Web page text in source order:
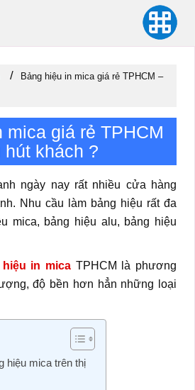
In UV Cuộn
/
Bảng hiệu in mica giá rẻ TPHCM –
mica giá rẻ TPHCM
khách ?
ngày nay rất nhiều cửa hàng
Nhu cầu làm bảng hiệu rất đa
mica, bảng hiệu alu, bảng hiệu
hiệu in mica TPHCM là phương
độ bền hơn hẳn những loại
hiệu mica trên thị